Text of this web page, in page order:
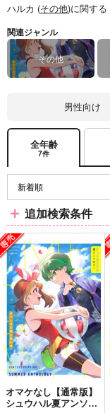
ハルカ (その他)に関する
関連ジャンル
その他
男性向け
全年齢
7件
追加検索条件
オマケなし【通常版】
シュウハル夏アンソロ